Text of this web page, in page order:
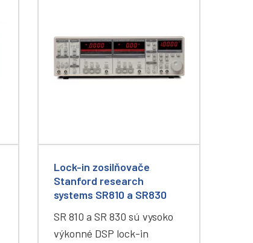
Lock-in zosilňovače
Stanford research
systems SR810 a SR830
SR 810 a SR 830 sú vysoko
výkonné DSP lock-in